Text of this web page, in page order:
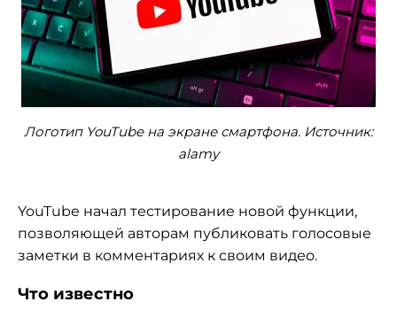
Логотип YouTube на экране смартфона. Источник:
alamy
YouTube начал тестирование новой функции,
позволяющей авторам публиковать голосовые
заметки в комментариях к своим видео.
Что известно